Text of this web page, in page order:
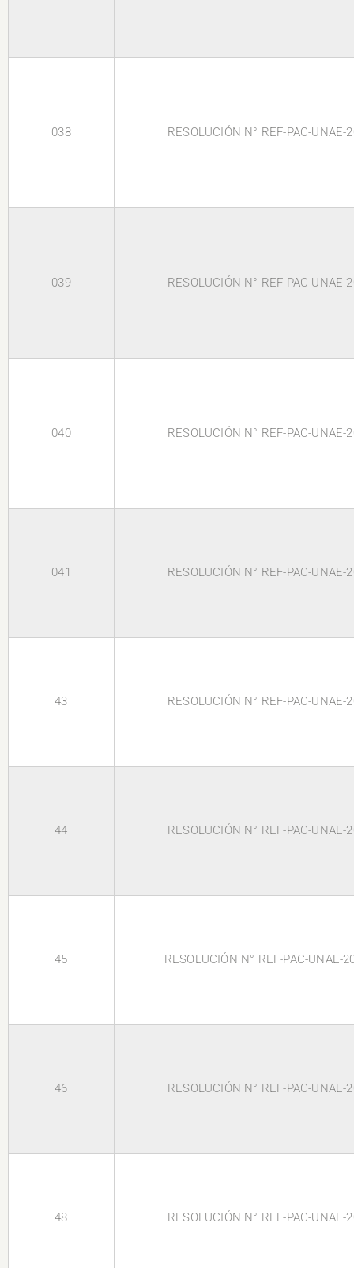
038 RESOLUCIÓN N° REF-PAC-UNAE-
039 RESOLUCIÓN N° REF-PAC-UNAE-
040 RESOLUCIÓN N° REF-PAC-UNAE-
041 RESOLUCIÓN N° REF-PAC-UNAE-
43 RESOLUCIÓN N° REF-PAC-UNAE-
44 RESOLUCIÓN N° REF-PAC-UNAE-
45 RESOLUCIÓN N° REF-PAC-UNAE-
46 RESOLUCIÓN N° REF-PAC-UNAE-
48 RESOLUCIÓN N° REF-PAC-UNAE-